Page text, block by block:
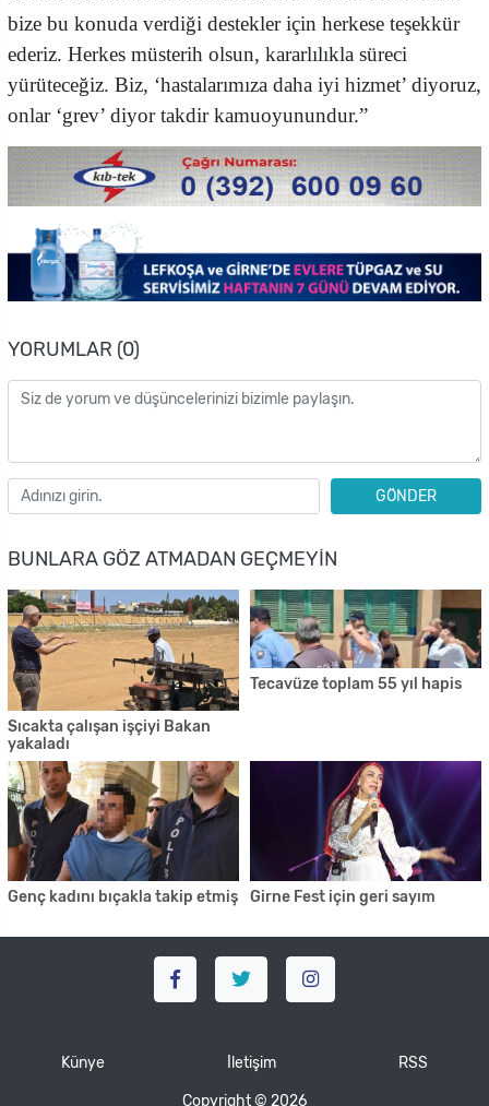
bize bu konuda verdiği destekler için herkese teşekkür
ederiz. Herkes müsterih olsun, kararlılıkla süreci
yürüteceğiz. Biz, ‘hastalarımıza daha iyi hizmet’ diyoruz,
onlar ‘grev’ diyor takdir kamuoyunundur.”
YORUMLAR (0)
GÖNDER
BUNLARA GÖZ ATMADAN GEÇMEYIN
Sıcakta çalışan işçiyi Bakan
yakaladı
Tecavüze toplam 55 yıl hapis
Genç kadını bıçakla takip etmiş Girne Fest için geri sayım
Künye İletişim RSS
Copyright © 2026